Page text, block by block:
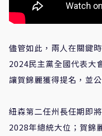
儘管如此，兩人在關鍵
2024民主黨全國代表大
讓賀錦麗獲得提名，並
紐森第二任州長任期即
2028年總統大位；賀錦